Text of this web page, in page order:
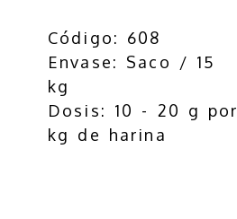
Código: 608
Envase: Saco / 15
kg
Dosis: 10 - 20 g por
kg de harina